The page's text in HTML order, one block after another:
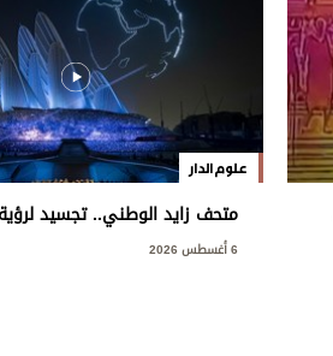
علوم الدار
متحف زايد الوطني.. تجسيد
وإرثه الوطني
6 أغسطس 2026